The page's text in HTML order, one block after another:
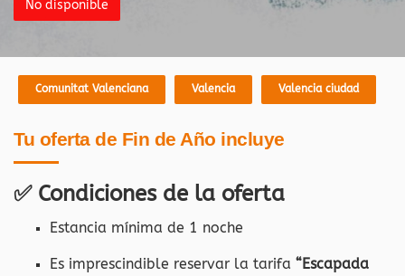
No disponible
Comunitat Valenciana Valencia Valencia ciudad
Tu oferta de Fin de Año incluye
✅ Condiciones de la oferta
Estancia mínima de 1 noche
Es imprescindible reservar la tarifa “Escapada